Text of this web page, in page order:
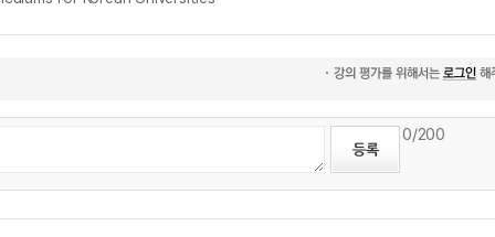
0/200